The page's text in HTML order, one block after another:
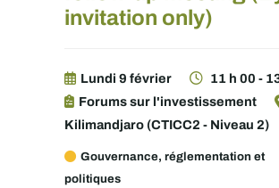
invitation only)
Lundi 9 février
11 h 00 -
Forums sur l'investissement
Kilimandjaro (CTICC2 - Niveau 2)
Gouvernance, réglementation et
politiques